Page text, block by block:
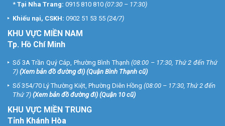
* Tại Nha Trang: 0915 810 810 (07:30 – 17:30)
Khiếu nại, CSKH: 0902 51 53 55 (24/7)
KHU VỰC MIỀN NAM
Tp. Hồ Chí Minh
Số 3A Trần Quý Cáp, Phường Bình Thạnh (08:00 – 17:30, Thứ 2 đến Thứ
7) (Xem bản đồ đường đi) (Quận Bình Thạnh cũ)
Số 354/70 Lý Thường Kiệt, Phường Diên Hồng (08:00 – 17:30, Thứ 2 đến
Thứ 7) (Xem bản đồ đường đi) (Quận 10 cũ)
KHU VỰC MIỀN TRUNG
Tỉnh Khánh Hòa